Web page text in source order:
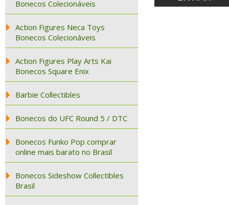
Bonecos Colecionáveis
Action Figures Neca Toys
Bonecos Colecionáveis
Action Figures Play Arts Kai
Bonecos Square Enix
Barbie Collectibles
Bonecos do UFC Round 5 / DTC
Bonecos Funko Pop comprar
online mais barato no Brasil
Bonecos Sideshow Collectibles
Brasil